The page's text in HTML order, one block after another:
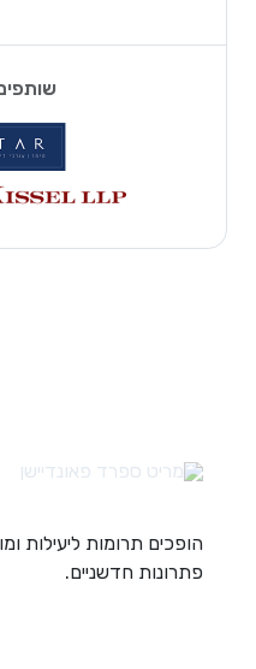
הופכים תרומות ליעילות
פתרונות חדשניים.